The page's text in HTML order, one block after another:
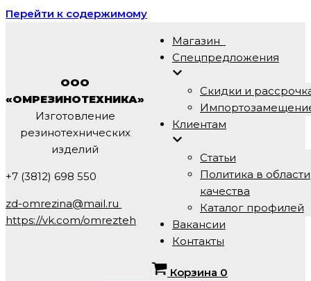
Перейти к содержимому
ООО
«ОМРЕЗИНОТЕХНИКА»
Изготовление
резинотехнических
изделий
+7 (3812) 698 550
zd-omrezina@mail.ru
https://vk.com/omrezteh
Магазин
Спецпредложения
Скидки и
Клиентам
Статьи
Политика в области
качества
Каталог профилей
Вакансии
Контакты
Корзина 0